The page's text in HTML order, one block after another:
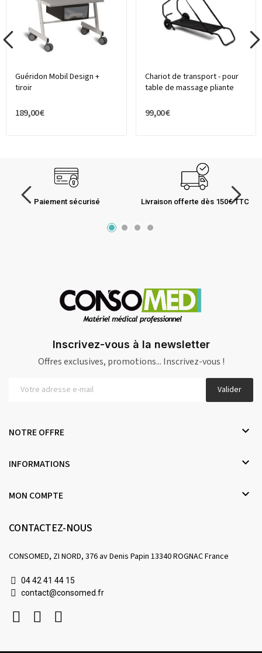
Guéridon Mobil Design +
tiroir
189,00 €
Chariot de transport - pour
table de massage pliante
99,00 €
Paiement sécurisé Livraison offerte dès 150€ TTC
Inscrivez-vous à la newsletter
Offres exclusives, promotions... Inscrivez-vous !
Valider
NOTRE OFFRE 
INFORMATIONS 
MON COMPTE 
CONTACTEZ-NOUS
CONSOMED, ZI NORD, 376 av Denis Papin 13340 ROGNAC France
04 42 41 44 15
contact@consomed.fr